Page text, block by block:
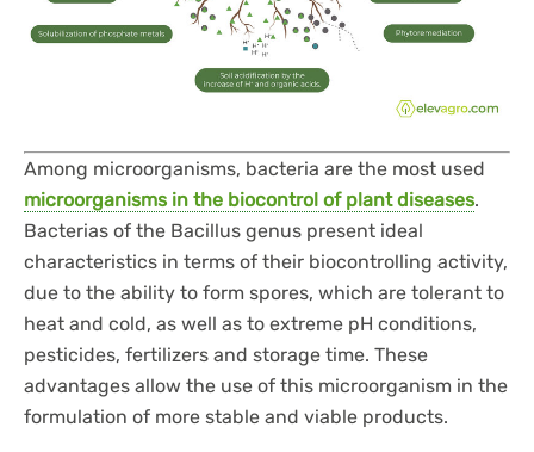
Among microorganisms, bacteria are the most used
microorganisms in the biocontrol of plant diseases.
Bacterias of the Bacillus genus present ideal
characteristics in terms of their biocontrolling activity,
due to the ability to form spores, which are tolerant to
heat and cold, as well as to extreme pH conditions,
pesticides, fertilizers and storage time. These
advantages allow the use of this microorganism in the
formulation of more stable and viable products.